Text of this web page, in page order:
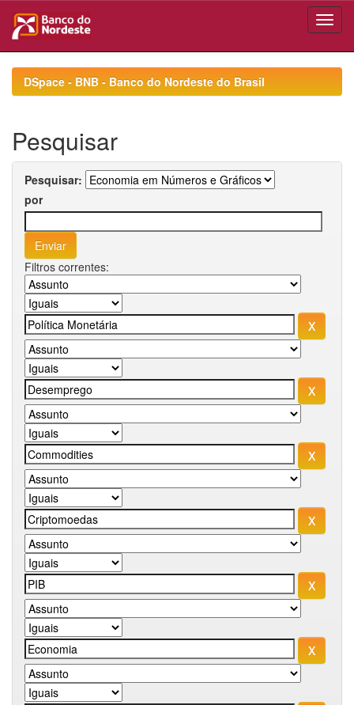
navigationDSpace - BNB - Banco do Nordeste do Brasil
Pesquisar
Pesquisar:
por
Filtros correntes: